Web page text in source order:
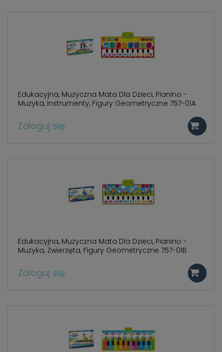
Edukacyjna, Muzyczna Mata Dla Dzieci, Pianino -
Muzyka, Instrumenty, Figury Geometryczne 757-01A
Zaloguj się
Edukacyjna, Muzyczna Mata Dla Dzieci, Pianino -
Muzyka, Zwierzęta, Figury Geometryczne 757-01B
Zaloguj się